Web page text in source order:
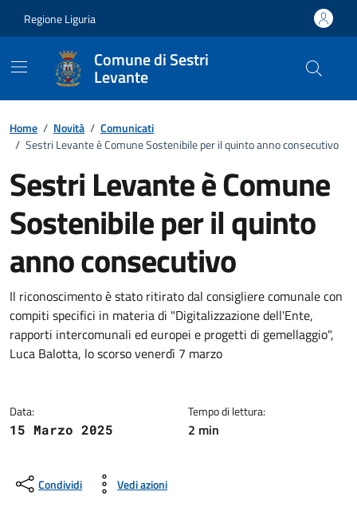
Regione Liguria
Comune di Sestri
Levante
Home / Novità / Comunicati
/ Sestri Levante è Comune Sostenibile per il quinto anno consecutivo
Sestri Levante è Comune
Sostenibile per il quinto
anno consecutivo
Dettagli della notizia
Il riconoscimento è stato ritirato dal consigliere comunale con
compiti specifici in materia di "Digitalizzazione dell'Ente,
rapporti intercomunali ed europei e progetti di gemellaggio",
Luca Balotta, lo scorso venerdì 7 marzo
Data:
15 Marzo 2025
Tempo di lettura:
2 min
Condividi Vedi azioni